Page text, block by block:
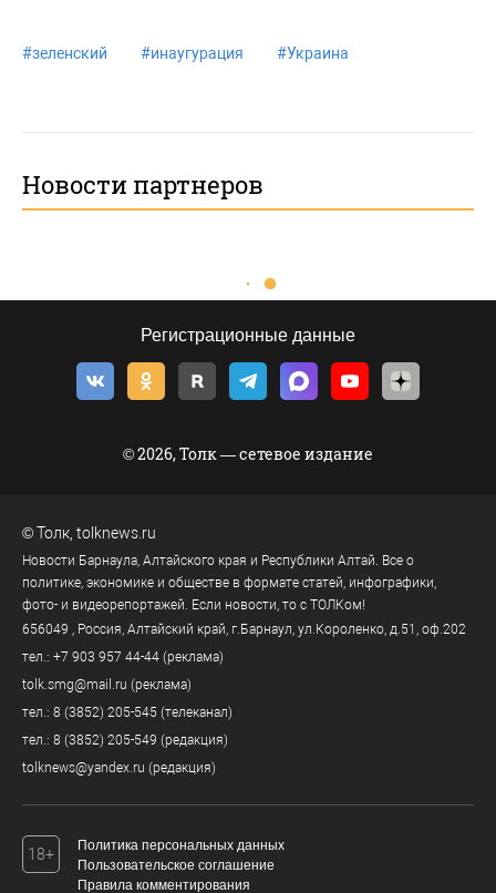
#зеленский #инаугурация #Украина
Новости партнеров
Регистрационные данные
© 2026, Толк — сетевое издание
©Толк tolknews.ru
Новости Барнаула, Алтайского края и Республики Алтай. Все о
политике, экономике и обществе в формате статей, инфографики,
фото- и видеорепортажей. Если новости, то с ТОЛКом!
656049 , Россия, Алтайский край, г.Барнаул, ул.Короленко, д.51, оф.202
тел.: +7 903 957 44-44 (реклама)
tolk.smg@mail.ru (реклама)
тел.: 8 (3852) 205-545 (телеканал)
тел.: 8 (3852) 205-549 (редакция)
tolknews@yandex.ru (редакция)
18+
Политика персональных данных
Пользовательское соглашение
Правила комментирования